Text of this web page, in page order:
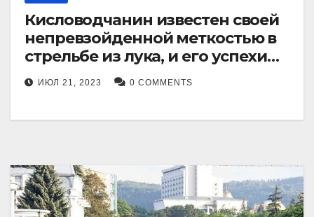
Кисловодчанин известен своей
непревзойденной меткостью в
стрельбе из лука, и его успехи
прославили его в
Ставропольском крае.
ИЮЛ 21, 2023 0 COMMENTS